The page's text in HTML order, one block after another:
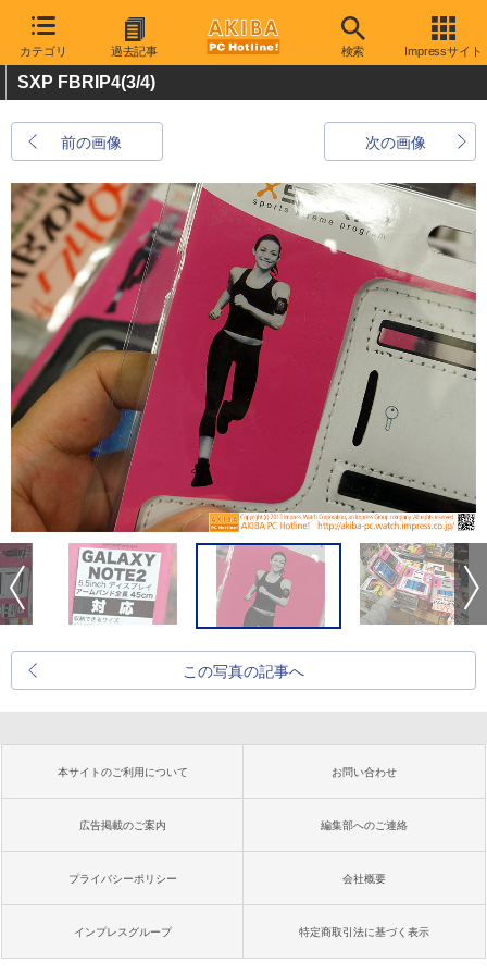
カテゴリ 過去記事 検索 Impressサイト
SXP FBRIP4(3/4)
前の画像 次の画像
この写真の記事へ
本サイトのご利用について お問い合わせ
広告掲載のご案内 編集部へのご連絡
プライバシーポリシー 会社概要
インプレスグループ 特定商取引法に基づく表示